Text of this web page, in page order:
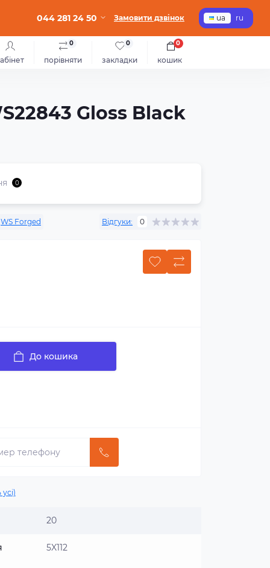
044 281 24 50 Замовити дзвінок ua ru
порівняти
0
закладки
0
кошик
0
Gloss Black
0
WS Forged Відгуки: 0
До кошика
20
5X112